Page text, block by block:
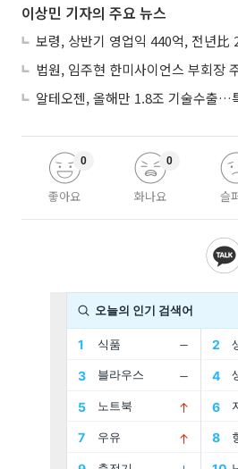
이상민 기자의 주요 뉴스
법원, 임주현 한미사이언스 부회장
좋아요
0
화나요
0
슬